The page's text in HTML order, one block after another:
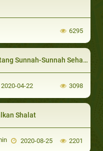
6295
Sehari-Hari (shallallahu ‘alaihi wa sallam)
2020-04-22 3098
Shalat
2020-08-25 2201